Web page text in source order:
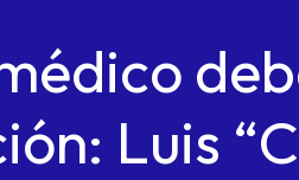
Luis